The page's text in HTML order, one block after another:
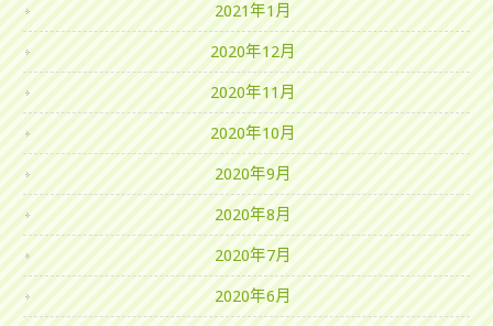
2021年1月
2020年12月
2020年11月
2020年10月
2020年9月
2020年8月
2020年7月
2020年6月